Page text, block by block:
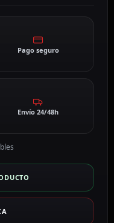
Pago seguro
Envío 24/48h